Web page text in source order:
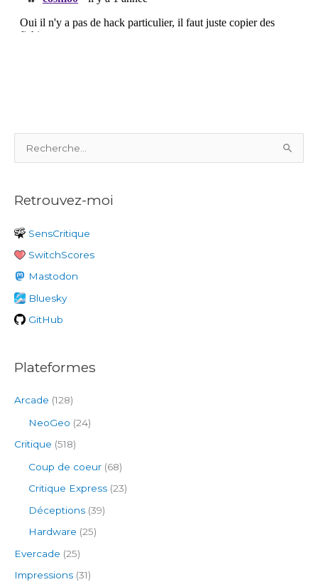
e
h
r
c
h
e
r
Retrouvez-moi
SensCritique
SwitchScores
Mastodon
Bluesky
GitHub
Plateformes
Arcade (128)
NeoGeo (24)
Critique (518)
Coup de coeur (68)
Critique Express (23)
Déceptions (39)
Hardware (25)
Evercade (25)
Impressions (31)